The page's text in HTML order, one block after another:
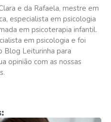
e da Rafaela, mestre em
especialista em psicologia
em psicoterapia infantil.
em psicologia e foi
Blog Leiturinha para
opinião com as nossas